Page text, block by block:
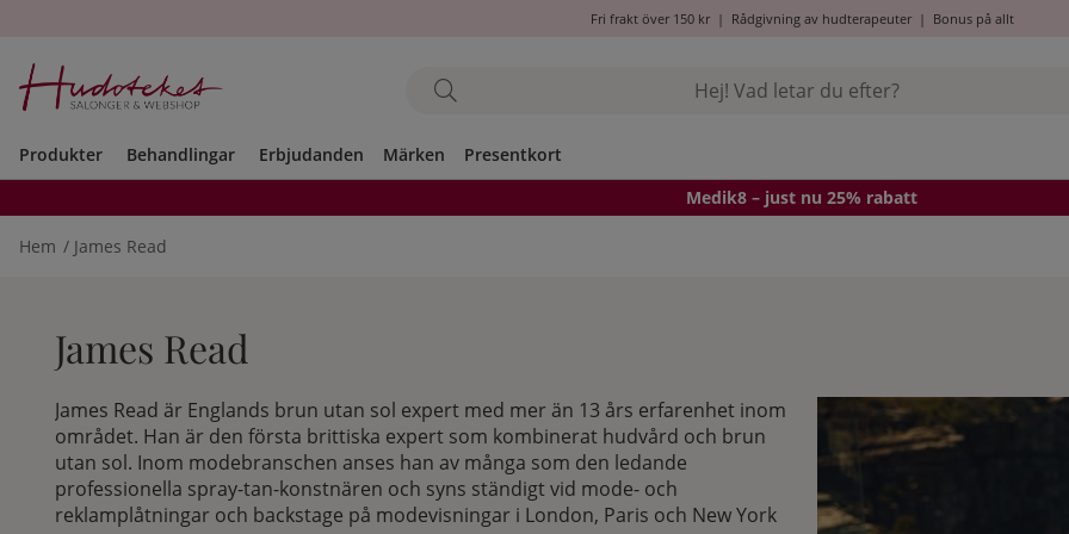
Fri frakt över 150 kr| Rådgivning av hudterapeuter| Bonus på allt
Produkter Behandlingar Erbjudanden Märken Presentkort
Medik8 – just nu 25% rabatt
Hem James Read
James Read
James Read är Englands brun utan sol expert med mer än 13 års erfarenhet inom
området. Han är den första brittiska expert som kombinerat hudvård och brun
utan sol. Inom modebranschen anses han av många som den ledande
professionella spray-tan-konstnären och syns ständigt vid mode- och
reklamplåtningar och backstage på modevisningar i London, Paris och New York